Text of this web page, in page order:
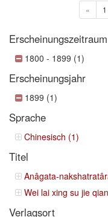
«
Erscheinungszeitraum
1800 - 1899 (1)
Erscheinungsjahr
1899 (1)
Sprache
Chinesisch (1)
Titel
Anâgata-
Wei lai xing su jie
Verlagsort